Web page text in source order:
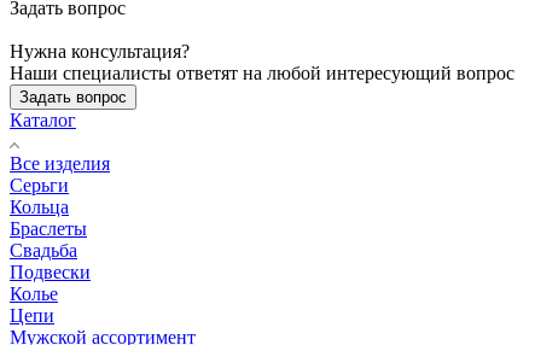
Задать вопрос
Нужна консультация?
Наши специалисты ответят на любой интересующий вопрос
Задать вопрос
Каталог
Все изделия
Серьги
Кольца
Браслеты
Свадьба
Подвески
Колье
Цепи
Мужской ассортимент